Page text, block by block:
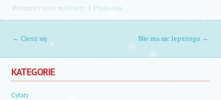
Posted byvolix in Cytaty | Permalink
POST NAVIGATION
← Ciesz się Nie ma nic lepszego →
KATEGORIE
Cytaty